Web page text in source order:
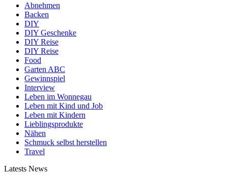
Abnehmen
Backen
DIY
DIY Geschenke
DIY Reise
DIY Reise
Food
Garten ABC
Gewinnspiel
Interview
Leben im Wonnegau
Leben mit Kind und Job
Leben mit Kindern
Lieblingsprodukte
Nähen
Schmuck selbst herstellen
Travel
Latests News